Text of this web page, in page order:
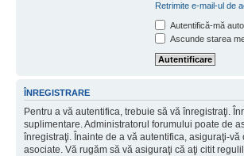
Retrimite e-mail-ul de
Autentifică-mă
Ascunde starea
ÎNREGISTRARE
Pentru a vă autentifica, trebuie să vă înregistraţi.
suplimentare. Administratorul forumului poate de
înregistraţi. Înainte de a vă autentifica, asiguraţi-
asociate. Vă rugăm să vă asiguraţi că aţi citit